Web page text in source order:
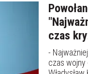
czas
-
czas wojny